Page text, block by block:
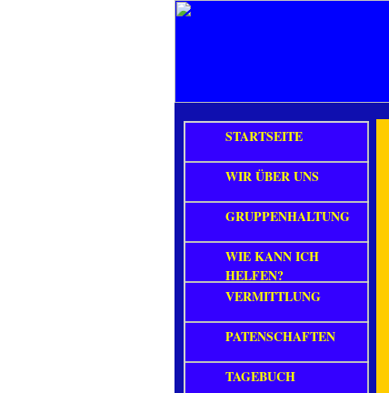
STARTSEITE
WIR ÜBER UNS
GRUPPENHALTUNG
WIE KANN ICH
HELFEN?
VERMITTLUNG
PATENSCHAFTEN
TAGEBUCH